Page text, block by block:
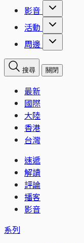
影音
活動
周邊
搜尋 關閉
最新
國際
大陸
香港
台灣
速遞
解讀
評論
播客
影音
系列